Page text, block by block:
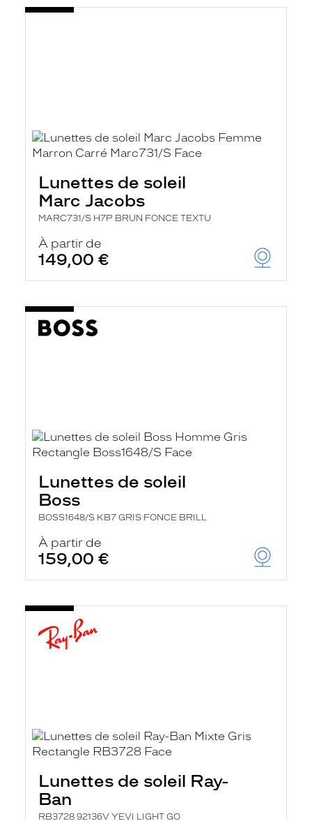
Lunettes de soleil
Marc Jacobs
MARC731/S H7P BRUN FONCE TEXTU
À partir de
149,00 €
Lunettes de soleil
Boss
BOSS1648/S KB7 GRIS FONCE BRILL
À partir de
159,00 €
Lunettes de soleil Ray-
Ban
RB3728 92136V YEVI LIGHT GO